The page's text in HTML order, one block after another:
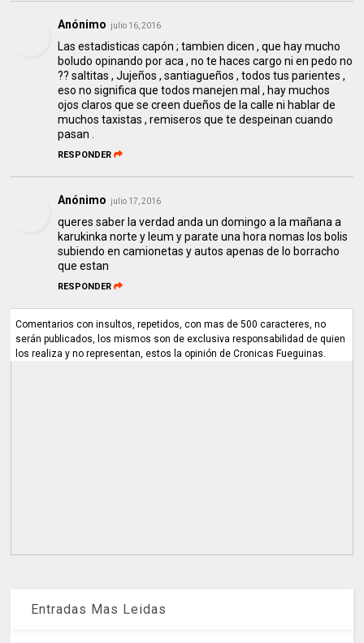
Anónimo julio 16, 2016
Las estadisticas capón ; tambien dicen , que hay mucho
boludo opinando por aca , no te haces cargo ni en pedo no
?? saltitas , Jujeños , santiagueños , todos tus parientes ,
eso no significa que todos manejen mal , hay muchos
ojos claros que se creen dueños de la calle ni hablar de
muchos taxistas , remiseros que te despeinan cuando
pasan .
RESPONDER
Anónimo julio 17, 2016
queres saber la verdad anda un domingo a la mañana a
karukinka norte y leum y parate una hora nomas los bolis
subiendo en camionetas y autos apenas de lo borracho
que estan
RESPONDER
Comentarios con insultos, repetidos, con mas de 500 caracteres, no
serán publicados, los mismos son de exclusiva responsabilidad de quien
los realiza y no representan, estos la opinión de Cronicas Fueguinas.
Entradas Mas Leidas